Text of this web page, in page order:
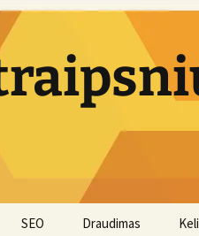
SEO Draudimas